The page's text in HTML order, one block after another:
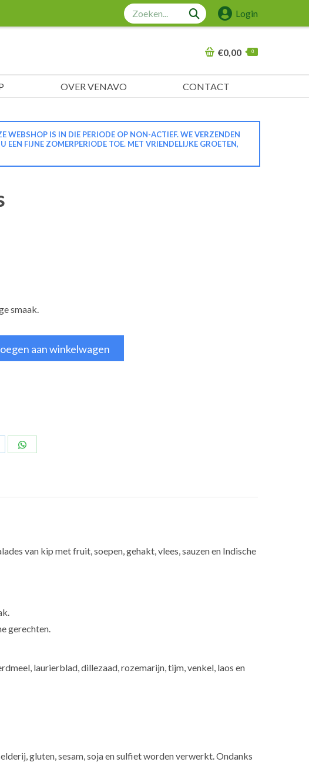
Zoeken: Login
€0,00 0
OVER VENAVO CONTACT
IS IN DIE PERIODE OP NON-ACTIEF. WE VERZENDEN
FIJNE ZOMERPERIODE TOE. MET VRIENDELIJKE GROETEN,
smaak.
aan winkelwagen
van kip met fruit, soepen, gehakt, vlees, sauzen en Indische
gerechten.
laurierblad, dillezaad, rozemarijn, tijm, venkel, laos en
gluten, sesam, soja en sulfiet worden verwerkt. Ondanks